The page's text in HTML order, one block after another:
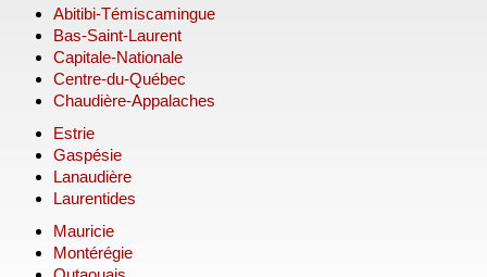
Abitibi-Témiscamingue
Bas-Saint-Laurent
Capitale-Nationale
Centre-du-Québec
Chaudière-Appalaches
Estrie
Gaspésie
Lanaudière
Laurentides
Mauricie
Montérégie